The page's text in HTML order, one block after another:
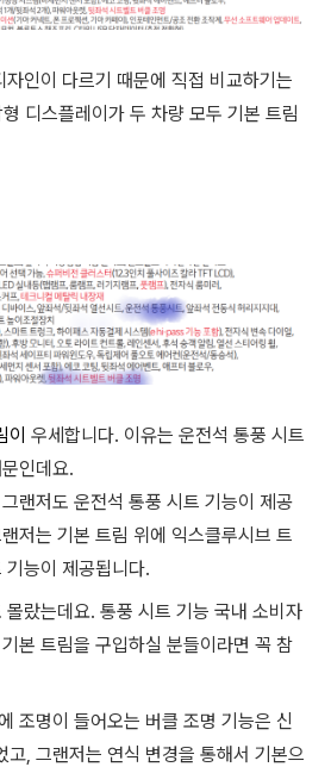
인이 다르기 때문에 직접 비교하기는
디스플레이가 두 차량 모두 기본 트림
이 우세합니다. 이유는 운전석 통풍 시트
인데요.
랜저도 운전석 통풍 시트 기능이 제공
저는 기본 트림 위에 익스클루시브 트
기능이 제공됩니다.
랐는데요. 통풍 시트 기능 국내 소비자
본 트림을 구입하실 분들이라면 꼭 참
조명이 들어오는 버클 조명 기능은 신
, 그랜저는 연식 변경을 통해서 기본으